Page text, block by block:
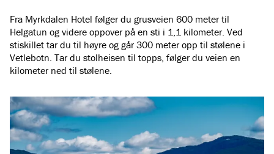
Fra Myrkdalen Hotel følger du grusveien 600 meter til
Helgatun og videre oppover på en sti i 1,1 kilometer. Ved
stiskillet tar du til høyre og går 300 meter opp til stølene i
Vetlebotn. Tar du stolheisen til topps, følger du veien en
kilometer ned til stølene.